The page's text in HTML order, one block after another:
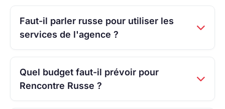
Faut-il parler russe pour utiliser les
services de l'agence ?
Quel budget faut-il prévoir pour
Rencontre Russe ?